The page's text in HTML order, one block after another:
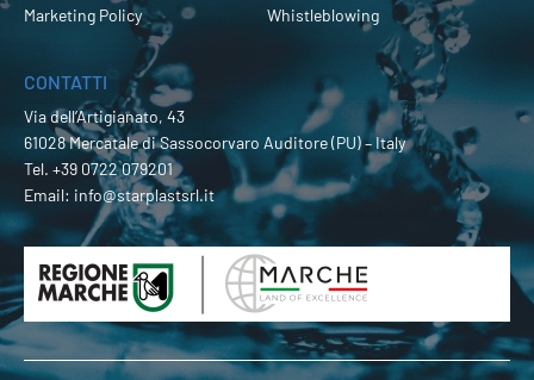
Marketing Policy
Whistleblowing
CONTATTI
Via dell’Artigianato, 43
61028 Mercatale di Sassocorvaro Auditore (PU) – Italy
Tel. +39 0722 079201
Email: info@starplastsrl.it